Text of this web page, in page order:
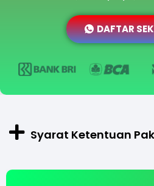
DAFTAR
Syarat Ketentuan